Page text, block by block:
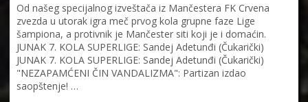
Od našeg specijalnog izveštača iz Mančestera FK Crvena
zvezda u utorak igra meč prvog kola grupne faze Lige
šampiona, a protivnik je Mančester siti koji je i domaćin.
JUNAK 7. KOLA SUPERLIGE: Sandej Adetunđi (Čukarički)
JUNAK 7. KOLA SUPERLIGE: Sandej Adetunđi (Čukarički)
"NEZAPAMĆENI ČIN VANDALIZMA": Partizan izdao
saopštenje! …